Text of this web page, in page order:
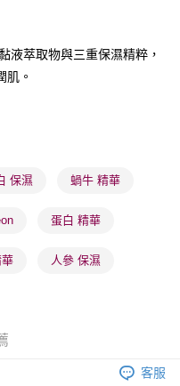
達
天送達
液萃取物與三重保濕精粹，
肌。
保濕 蝸牛 精華
蛋白 精華
人參 保濕
客服